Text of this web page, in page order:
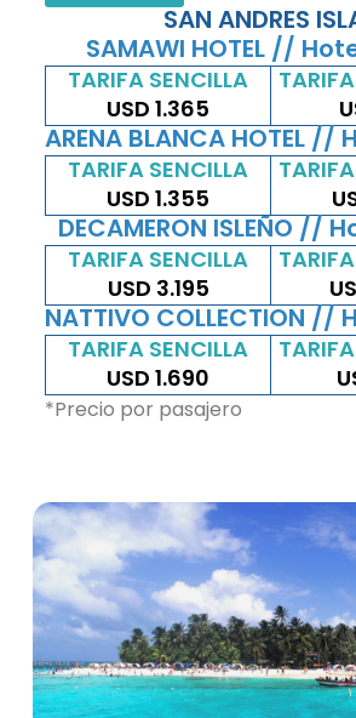
SAN ANDRES
SAMAWI HOTEL //
TARIFA SENCILLA
USD 1.365
ARENA BLANCA HOTEL
TARIFA SENCILLA
USD 1.355
DECAMERON ISLEÑO //
TARIFA SENCILLA
USD 3.195
NATTIVO COLLECTION //
TARIFA SENCILLA
USD 1.690
*Precio por pasajero